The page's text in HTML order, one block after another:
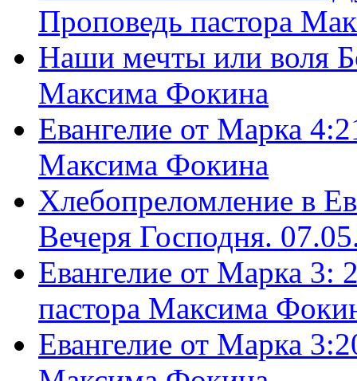
Проповедь пастора
Наши мечты или воля
Максима Фокина
Евангелие от Марка
Максима Фокина
Хлебопреломление в
Вечеря Господня.
Евангелие от Марка 3:
пастора Максима
Евангелие от Марка